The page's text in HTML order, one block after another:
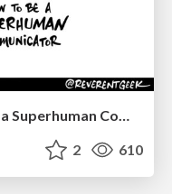
Visual Storytelling: How to be a Superhuman Communicator
2 610